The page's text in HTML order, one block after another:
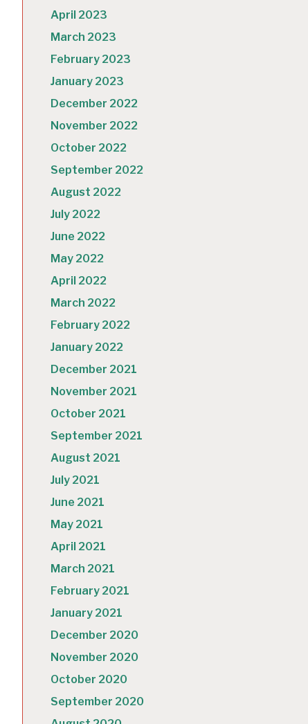
April 2023
March 2023
February 2023
January 2023
December 2022
November 2022
October 2022
September 2022
August 2022
July 2022
June 2022
May 2022
April 2022
March 2022
February 2022
January 2022
December 2021
November 2021
October 2021
September 2021
August 2021
July 2021
June 2021
May 2021
April 2021
March 2021
February 2021
January 2021
December 2020
November 2020
October 2020
September 2020